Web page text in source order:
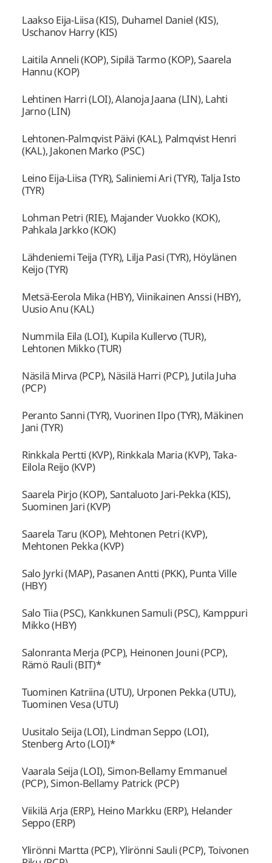
Laakso Eija-Liisa (KIS), Duhamel Daniel (KIS),
Uschanov Harry (KIS)
Laitila Anneli (KOP), Sipilä Tarmo (KOP), Saarela
Hannu (KOP)
Lehtinen Harri (LOI), Alanoja Jaana (LIN), Lahti
Jarno (LIN)
Lehtonen-Palmqvist Päivi (KAL), Palmqvist Henri
(KAL), Jakonen Marko (PSC)
Leino Eija-Liisa (TYR), Saliniemi Ari (TYR), Talja Isto
(TYR)
Lohman Petri (RIE), Majander Vuokko (KOK),
Pahkala Jarkko (KOK)
Lähdeniemi Teija (TYR), Lilja Pasi (TYR), Höylänen
Keijo (TYR)
Metsä-Eerola Mika (HBY), Viinikainen Anssi (HBY),
Uusio Anu (KAL)
Nummila Eila (LOI), Kupila Kullervo (TUR),
Lehtonen Mikko (TUR)
Näsilä Mirva (PCP), Näsilä Harri (PCP), Jutila Juha
(PCP)
Peranto Sanni (TYR), Vuorinen Ilpo (TYR), Mäkinen
Jani (TYR)
Rinkkala Pertti (KVP), Rinkkala Maria (KVP), Taka-
Eilola Reijo (KVP)
Saarela Pirjo (KOP), Santaluoto Jari-Pekka (KIS),
Suominen Jari (KVP)
Saarela Taru (KOP), Mehtonen Petri (KVP),
Mehtonen Pekka (KVP)
Salo Jyrki (MAP), Pasanen Antti (PKK), Punta Ville
(HBY)
Salo Tiia (PSC), Kankkunen Samuli (PSC), Kamppuri
Mikko (HBY)
Salonranta Merja (PCP), Heinonen Jouni (PCP),
Rämö Rauli (BIT)*
Tuominen Katriina (UTU), Urponen Pekka (UTU),
Tuominen Vesa (UTU)
Uusitalo Seija (LOI), Lindman Seppo (LOI),
Stenberg Arto (LOI)*
Vaarala Seija (LOI), Simon-Bellamy Emmanuel
(PCP), Simon-Bellamy Patrick (PCP)
Viikilä Arja (ERP), Heino Markku (ERP), Helander
Seppo (ERP)
Ylirönni Martta (PCP), Ylirönni Sauli (PCP), Toivonen